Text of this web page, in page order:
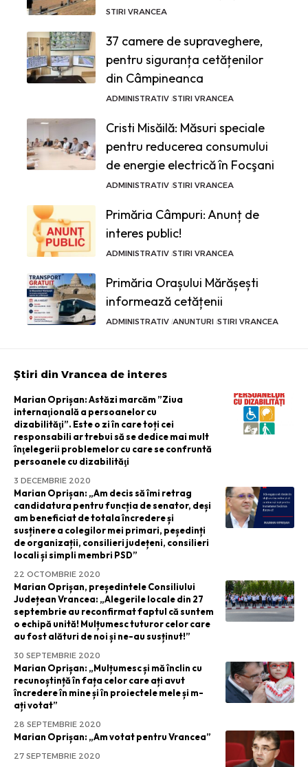
STIRI VRANCEA
37 camere de supraveghere,
pentru siguranța cetățenilor
din Câmpineanca
ADMINISTRATIV STIRI VRANCEA
Cristi Misăilă: Măsuri speciale
pentru reducerea consumului
de energie electrică în Focşani
ADMINISTRATIV STIRI VRANCEA
Primăria Câmpuri: Anunț de
interes public!
ADMINISTRATIV STIRI VRANCEA
Primăria Orașului Mărășești
informează cetățenii
ADMINISTRATIV ANUNTURI STIRI VRANCEA
Știri din Vrancea de interes
Marian Oprișan: Astăzi marcăm ”Ziua
internaţională a persoanelor cu
dizabilităţi”. Este o zi în care toți cei
responsabili ar trebui să se dedice mai mult
înţelegerii problemelor cu care se confruntă
persoanele cu dizabilităţi
3 DECEMBRIE 2020
Marian Oprișan: „Am decis să îmi retrag
candidatura pentru funcția de senator, deși
am beneficiat de totala încredere și
susținere a colegilor mei primari, peședinți
de organizații, consilieri județeni, consilieri
locali și simpli membri PSD”
22 OCTOMBRIE 2020
Marian Oprișan, președintele Consiliului
Județean Vrancea: „Alegerile locale din 27
septembrie au reconfirmat faptul că suntem
o echipă unită! Mulțumesc tuturor celor care
au fost alături de noi și ne-au susținut!”
30 SEPTEMBRIE 2020
Marian Oprișan: „Mulțumesc și mă înclin cu
recunoștință în fața celor care ați avut
încredere în mine și în proiectele mele și m-
ați votat”
28 SEPTEMBRIE 2020
Marian Oprișan: „Am votat pentru Vrancea”
27 SEPTEMBRIE 2020